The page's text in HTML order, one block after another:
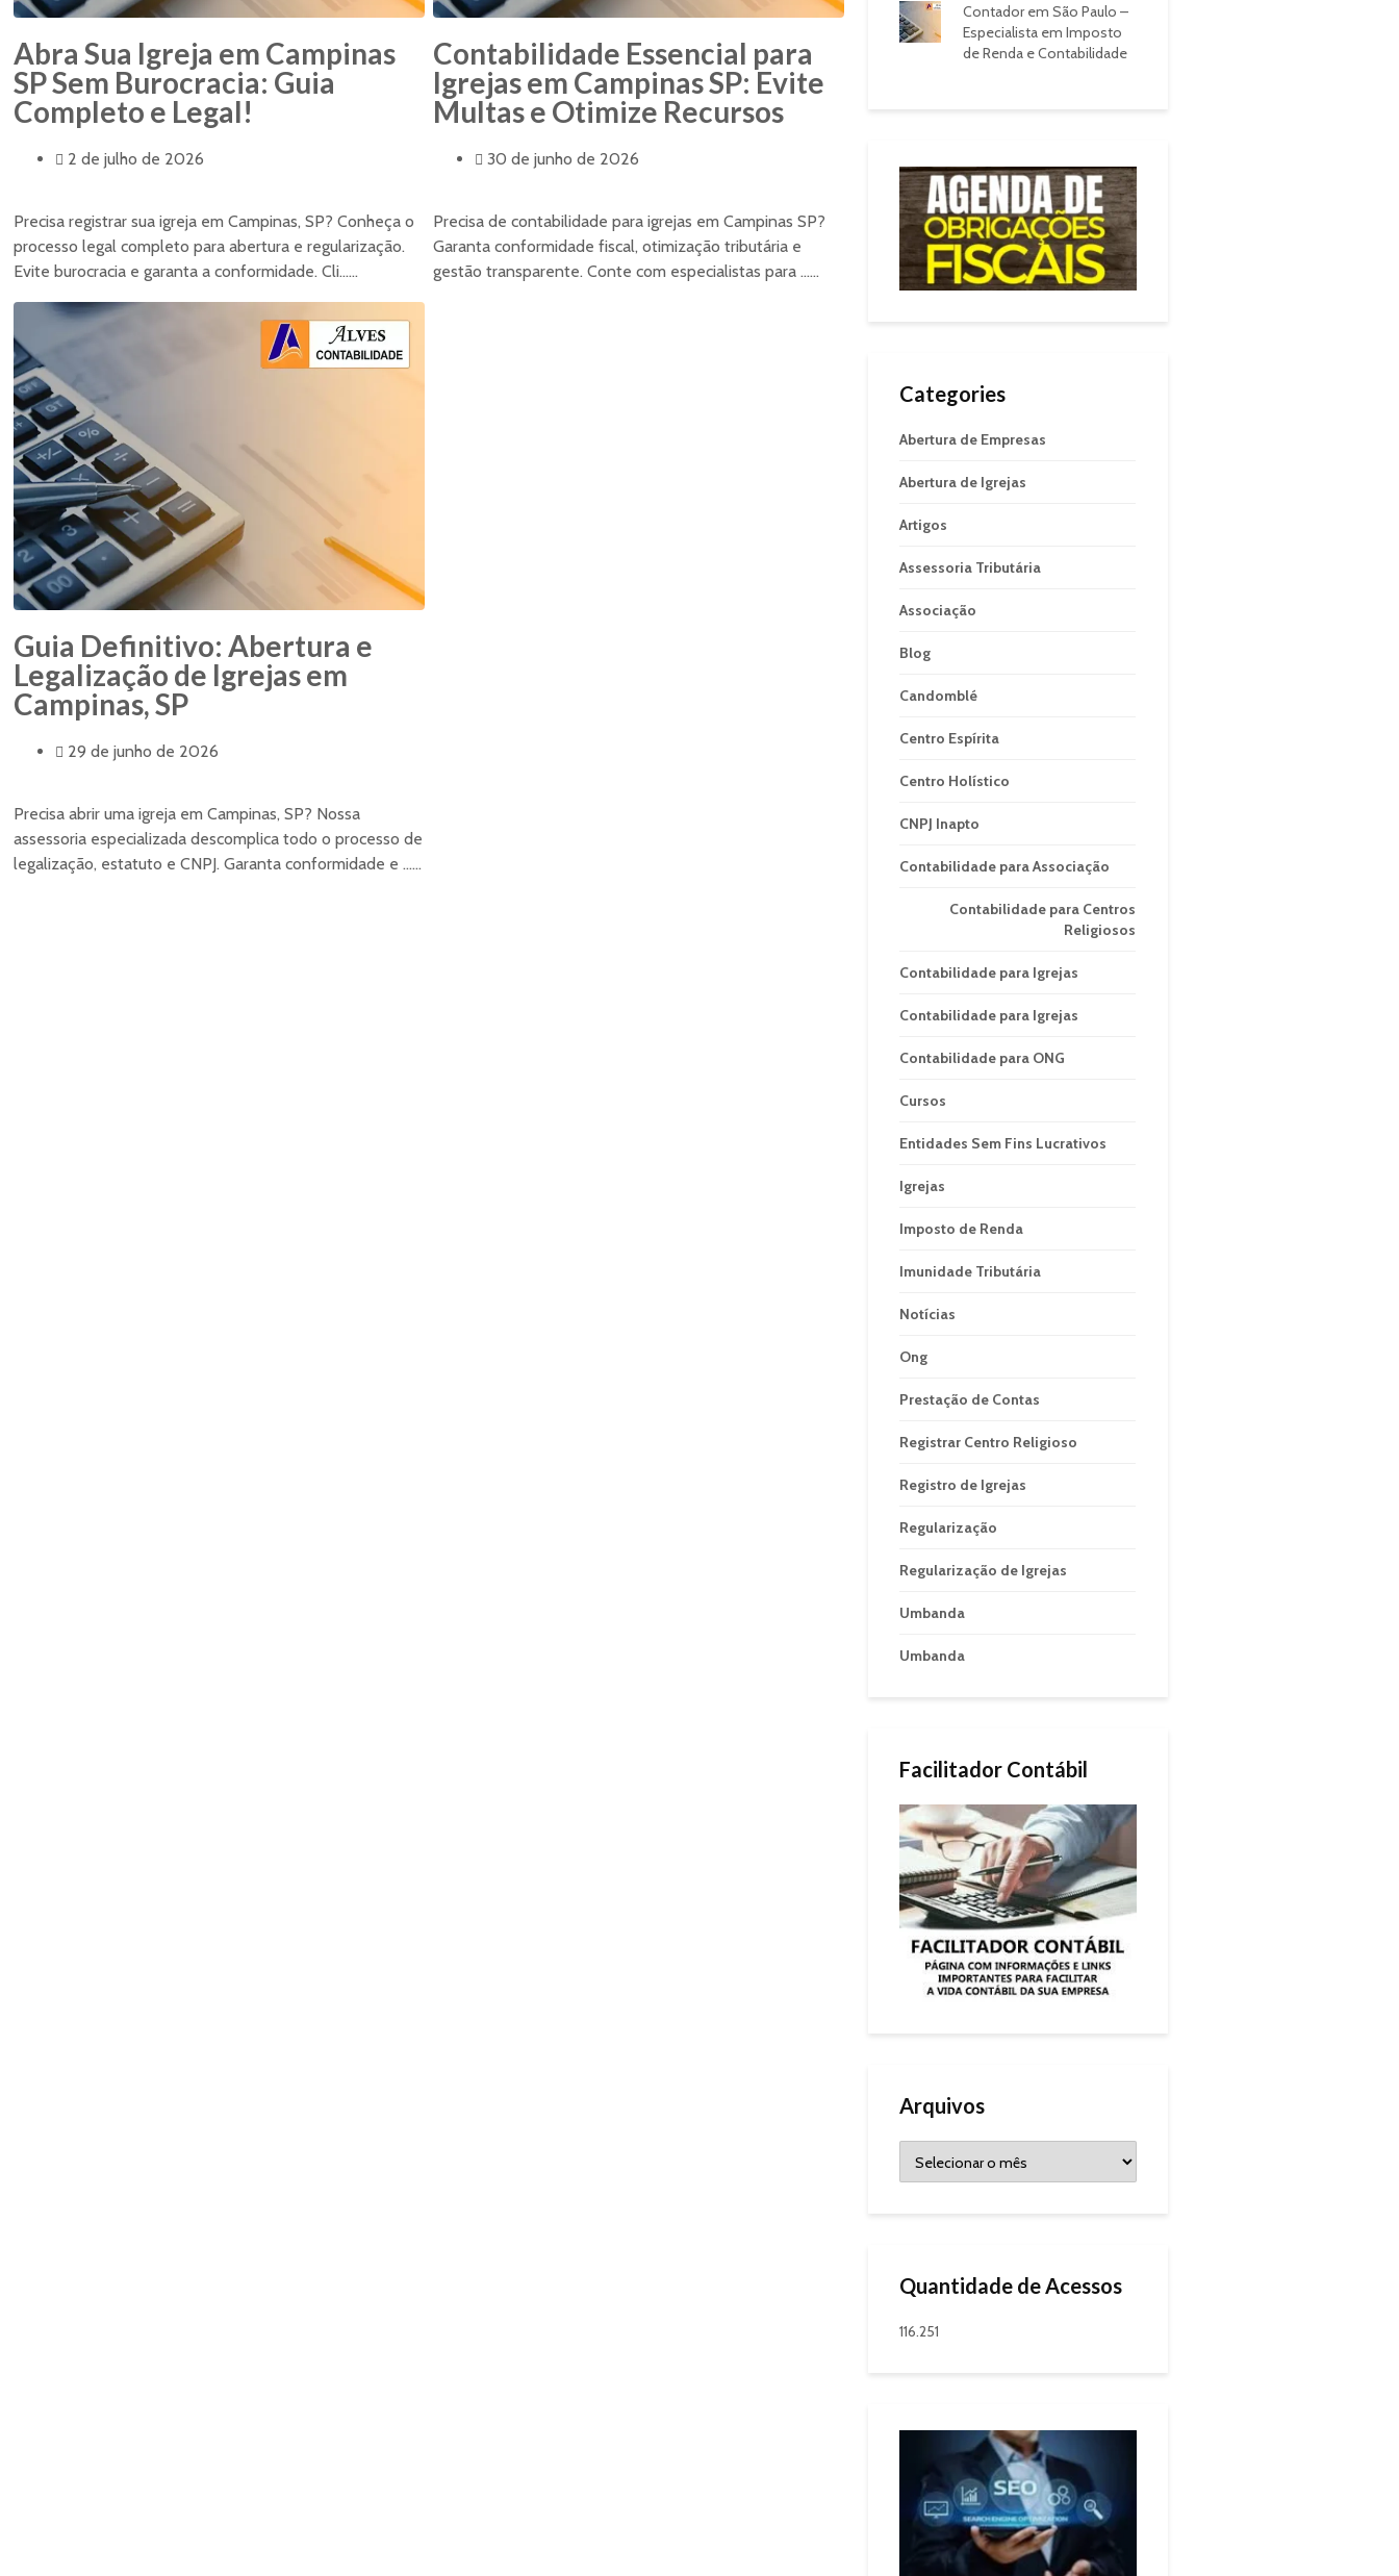
Abra Sua Igreja em Campinas
SP Sem Burocracia: Guia
Completo e Legal!
2 de julho de 2026
Precisa registrar sua igreja em Campinas, SP? Conheça o
processo legal completo para abertura e regularização.
Evite burocracia e garanta a conformidade. Cli......
Contabilidade Essencial para
Igrejas em Campinas SP: Evite
Multas e Otimize Recursos
30 de junho de 2026
Precisa de contabilidade para igrejas em Campinas SP?
Garanta conformidade fiscal, otimização tributária e
gestão transparente. Conte com especialistas para ......
Guia Definitivo: Abertura e
Legalização de Igrejas em
Campinas, SP
29 de junho de 2026
Precisa abrir uma igreja em Campinas, SP? Nossa
assessoria especializada descomplica todo o processo de
legalização, estatuto e CNPJ. Garanta conformidade e ......
Contador em São Paulo –
Especialista em Imposto
de Renda e Contabilidade
Categories
Abertura de Empresas
Abertura de Igrejas
Artigos
Assessoria Tributária
Associação
Blog
Candomblé
Centro Espírita
Centro Holístico
CNPJ Inapto
Contabilidade para Associação
Contabilidade para Centros
Religiosos
Contabilidade para Igrejas
Contabilidade para Igrejas
Contabilidade para ONG
Cursos
Entidades Sem Fins Lucrativos
Igrejas
Imposto de Renda
Imunidade Tributária
Notícias
Ong
Prestação de Contas
Registrar Centro Religioso
Registro de Igrejas
Regularização
Regularização de Igrejas
Umbanda
Umbanda
Facilitador Contábil
Arquivos
Quantidade de Acessos
116.251